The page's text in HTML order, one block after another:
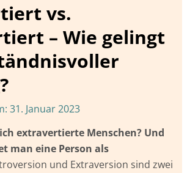
vs.
– Wie gelingt
31. Januar 2023
extravertierte Menschen? Und
man eine Person als
und Extraversion sind zwei